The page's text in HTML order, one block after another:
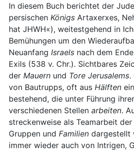
In diesem Buch berichtet der
persischen Königs Artaxerxes,
hat JHWH«), weitestgehend in
Bemühungen um den
Neuanfang Israels nach dem
Exils (538 v. Chr.). Sichtbares
der Mauern und Tore Jerusalems.
von Bautrupps, oft aus Hälften
bestehend, die unter Führung ihrer
verschiedenen Stellen arbeiten.
streckenweise als Teamarbeit
Gruppen und Familien dargestellt
immer wieder auch von Intrigen,